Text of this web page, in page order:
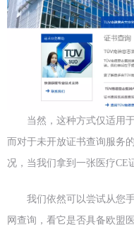
当然，这种方式仅适用
而对于未开放证书查询服务
况，当我们拿到一张医疗CE
我们依然可以尝试从您
网查询，看它是否具备欧盟